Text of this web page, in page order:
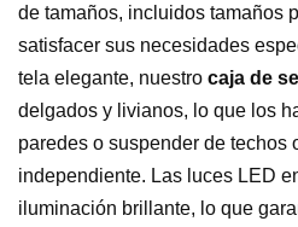
de tamaños, incluidos tamaños
satisfacer sus necesidades
tela elegante, nuestro caja de
delgados y livianos, lo que los
paredes o suspender de techos
independiente. Las luces LED
iluminación brillante, lo que